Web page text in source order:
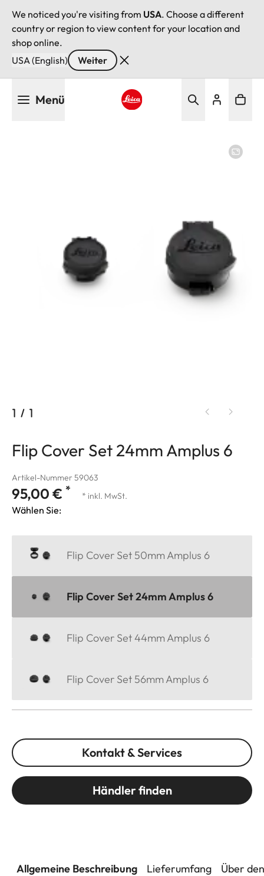
We noticed you're visiting from USA. Choose a different
country or region to view content for your location and
shop online.
USA (English)
Weiter
Menü
1 / 1
Flip Cover Set 24mm Amplus 6
Artikel-Nummer 59063
95,00 € * * inkl. MwSt.
Wählen Sie:
Flip Cover Set 50mm Amplus 6
Flip Cover Set 24mm Amplus 6
Flip Cover Set 44mm Amplus 6
Flip Cover Set 56mm Amplus 6
Kontakt & Services
Händler finden
Allgemeine Beschreibung Lieferumfang Über